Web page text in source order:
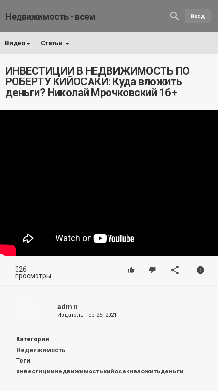
Недвижимость - всем Вход
Видео Статьи
ИНВЕСТИЦИИ В НЕДВИЖИМОСТЬ ПО
РОБЕРТУ КИЙОСАКИ: Куда вложить
деньги? Николай Мрочковский 16+
326
просмотры
admin
Издатель Feb 25, 2021
Категория
Недвижимость
Теги
инвестициинедвижимостькийосакивложитьденьги